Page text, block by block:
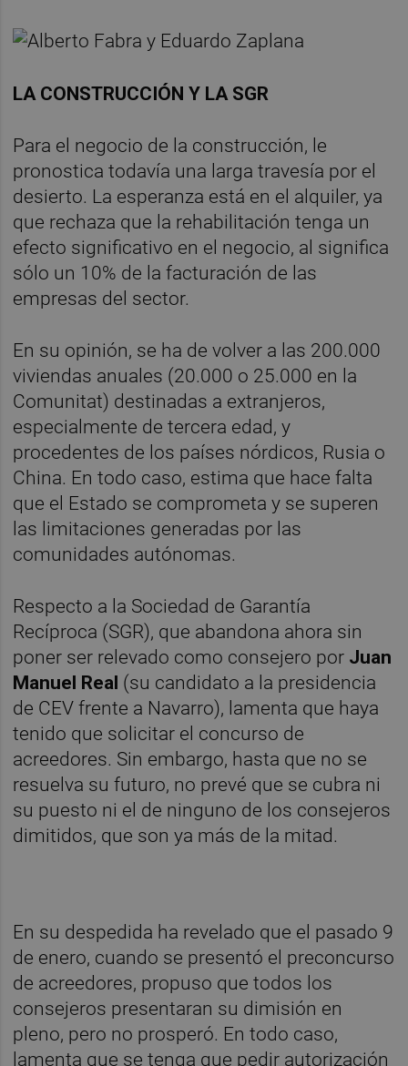
LA CONSTRUCCIÓN Y LA SGR
Para el negocio de la construcción, le
pronostica todavía una larga travesía por el
desierto. La esperanza está en el alquiler, ya
que rechaza que la rehabilitación tenga un
efecto significativo en el negocio, al significa
sólo un 10% de la facturación de las
empresas del sector.
En su opinión, se ha de volver a las 200.000
viviendas anuales (20.000 o 25.000 en la
Comunitat) destinadas a extranjeros,
especialmente de tercera edad, y
procedentes de los países nórdicos, Rusia o
China. En todo caso, estima que hace falta
que el Estado se comprometa y se superen
las limitaciones generadas por las
comunidades autónomas.
Respecto a la Sociedad de Garantía
Recíproca (SGR), que abandona ahora sin
poner ser relevado como consejero por Juan
Manuel Real (su candidato a la presidencia
de CEV frente a Navarro), lamenta que haya
tenido que solicitar el concurso de
acreedores. Sin embargo, hasta que no se
resuelva su futuro, no prevé que se cubra ni
su puesto ni el de ninguno de los consejeros
dimitidos, que son ya más de la mitad.
En su despedida ha revelado que el pasado 9
de enero, cuando se presentó el preconcurso
de acreedores, propuso que todos los
consejeros presentaran su dimisión en
pleno, pero no prosperó. En todo caso,
lamenta que se tenga que pedir autorización